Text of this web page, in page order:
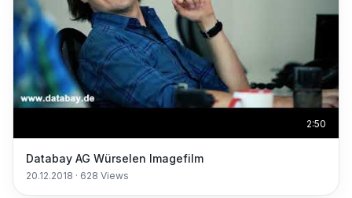
2:50
Databay AG Würselen Imagefilm
20.12.2018 · 628 Views